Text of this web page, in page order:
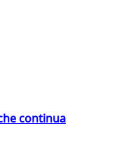
continua